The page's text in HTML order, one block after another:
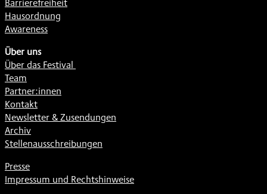
Hausordnung
Awareness
Über uns
Über das Festival
Team
Partner:innen
Kontakt
Newsletter & Zusendungen
Archiv
Stellenausschreibungen
Presse
Impressum und Rechtshinweise